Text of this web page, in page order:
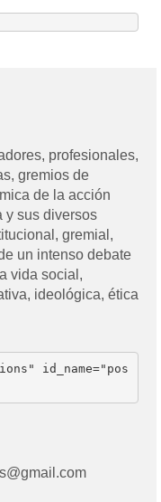
profesionales,
gremios de
de la acción
y sus diversos
gremial,
un intenso debate
vida social,
ideológica, ética
id_name="pos